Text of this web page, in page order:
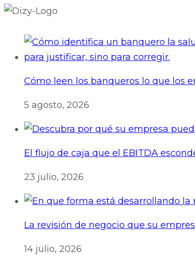
Cómo leen los banqueros lo que los
5 agosto, 2026
El flujo de caja que el EBITDA
23 julio, 2026
La revisión de negocio que su
14 julio, 2026